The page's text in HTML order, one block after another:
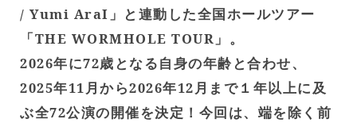
/ Yumi AraI」と連動した全国ホールツアー
「THE WORMHOLE TOUR」。
2026年に72歳となる自身の年齢と合わせ、
2025年11月から2026年12月まで１年以上に及
ぶ全72公演の開催を決定！今回は、端を除く前